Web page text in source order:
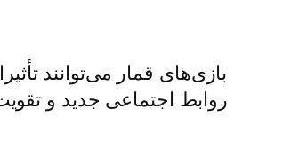
بازی‌های قمار می‌توانند
روابط اجتماعی جدید و